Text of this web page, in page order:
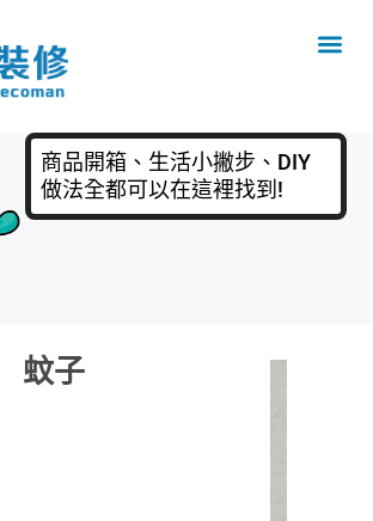
商品開箱、生活小撇步、DIY
做法全都可以在這裡找到!
蚊子